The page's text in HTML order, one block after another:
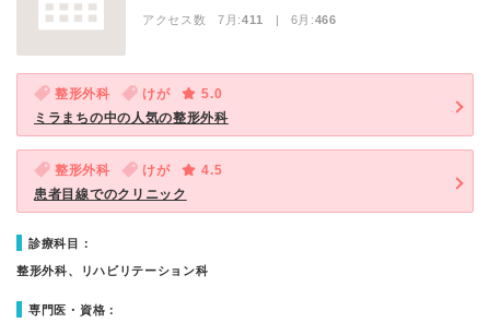
アクセス数 7月:411 | 6月:466
整形外科 けが
5.0
ミラまちの中の人気の整形外科
整形外科 けが
4.5
患者目線でのクリニック
診療科目：
整形外科、リハビリテーション科
専門医・資格：